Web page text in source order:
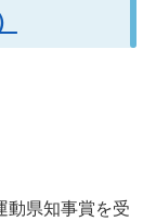
動県知事賞を受